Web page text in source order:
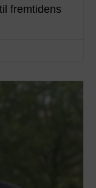
fremtidens